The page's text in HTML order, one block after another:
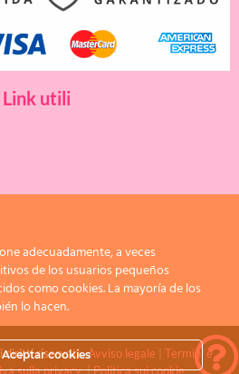
Link utili
diritti riservati.Avviso legale
Termini e
sulla privacy|Politica sui cookie
adecuadamente, a veces
de los usuarios pequeños
como cookies. La mayoría de los
lo hacen.
Aceptar cookies